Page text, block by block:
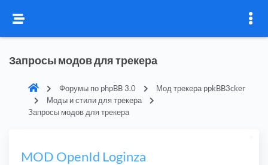
Запросы модов для трекера
Форумы по phpBB 3.0
Мод трекера ppkBB3cker
Моды и стили для трекера
Запросы модов для трекера
MOD OpenId Loginza